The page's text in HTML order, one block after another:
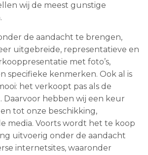
wij de meest gunstige
de aandacht te brengen,
uitgebreide, representatieve en
met foto’s,
specifieke kenmerken. Ook al is
het verkoopt pas als de
hebben wij een keur
tot onze beschikking,
media. Voorts wordt het te koop
uitvoerig onder de aandacht
internetsites, waaronder